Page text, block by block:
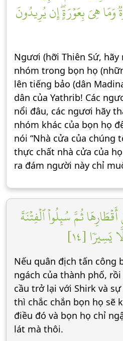
وَمَا هِيَ بِعَوۡرَةٍۖ إِن يُرِيدُونَ
Ngươi (hỡi Thiên Sứ,
nhóm trong bọn họ
lên tiếng bảo (dân
dân của Yathrib! Các
nổi đâu, các ngươi hãy
nhóm khác của bọn họ
nói “Nhà cửa của chúng
thực chất nhà cửa của
ra đám người này chỉ
ثُمَّ سُئِلُواْ ٱلۡفِتۡنَةَ
يَسِيرٗا [١٤]
Nếu quân địch tấn công
ngách của thành phố,
cầu trở lại với Shirk và
thì chắc chắn bọn họ sẽ
điều đó và bọn họ chỉ
lát mà thôi.